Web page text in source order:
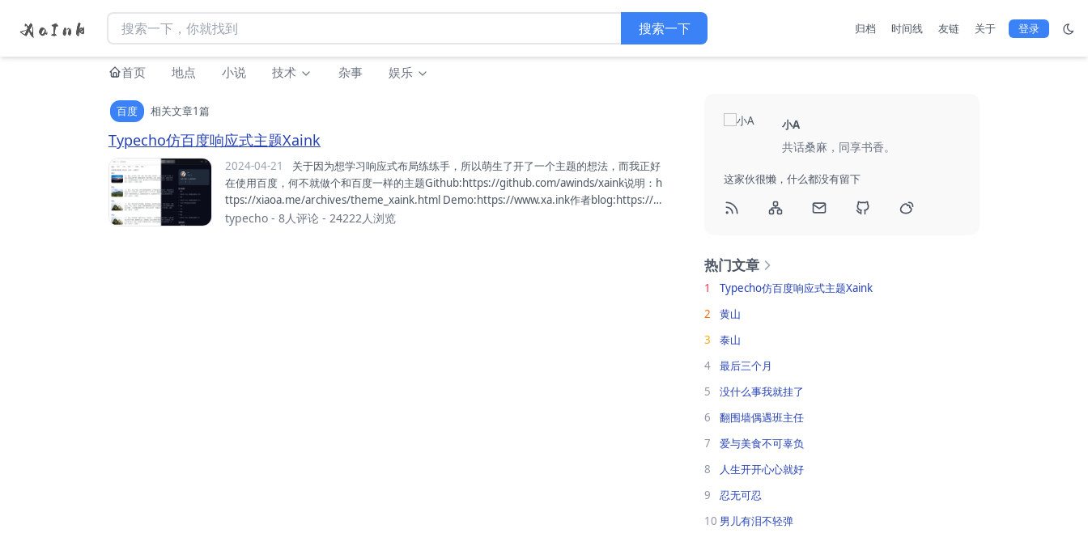
搜索一下 归档 时间线 友链 关于 登录
首页 地点 小说 技术 杂事 娱乐
百度 相关文章1篇
Typecho仿百度响应式主题Xaink
2024-04-21
在使用百度，何不就做个和百度一样的主题Github:https://github.com/awinds/xaink说明：h
ttps://xiaoa.me/archives/theme_xaink.html Demo:https://www.xa.ink作者blog:https://xi
aoa.me 特点仿百度。响应式设计，支持明亮和黑暗模式。文章列表支持缩略图（字定义thum
typecho - 8人评论 - 24222人浏览
小A
共话桑麻，同享书香。
这家伙很懒，什么都没有留下
热门文章
1
Typecho仿百度响应式主题Xaink
2
黄山
3
泰山
4
最后三个月
5
没什么事我就挂了
6
翻围墙偶遇班主任
7
爱与美食不可辜负
8
人生开开心心就好
9
忍无可忍
10 男儿有泪不轻弹